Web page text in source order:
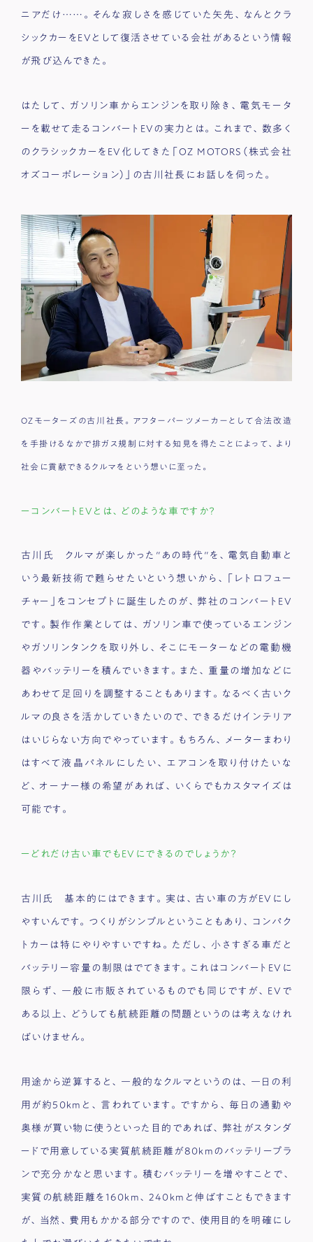
ニアだけ……。そんな寂しさを感じていた矢先、なんとクラ
シックカーをEVとして復活させている会社があるという情報
が飛び込んできた。
はたして、ガソリン車からエンジンを取り除き、電気モータ
ーを載せて走るコンバートEVの実力とは。これまで、数多く
のクラシックカーをEV化してきた「OZ MOTORS（株式会社
オズコーポレーション）」の古川社長にお話しを伺った。
OZモーターズの古川社長。アフターパーツメーカーとして合法改造
を手掛けるなかで排ガス規制に対する知見を得たことによって、より
社会に貢献できるクルマをという想いに至った。
ーコンバートEVとは、どのような車ですか？
古川氏 クルマが楽しかった″あの時代″を、電気自動車と
いう最新技術で甦らせたいという想いから、「レトロフュー
チャー」をコンセプトに誕生したのが、弊社のコンバートEV
です。製作作業としては、ガソリン車で使っているエンジン
やガソリンタンクを取り外し、そこにモーターなどの電動機
器やバッテリーを積んでいきます。また、重量の増加などに
あわせて足回りを調整することもあります。なるべく古いク
ルマの良さを活かしていきたいので、できるだけインテリア
はいじらない方向でやっています。もちろん、メーターまわり
はすべて液晶パネルにしたい、エアコンを取り付けたいな
ど、オーナー様の希望があれば、いくらでもカスタマイズは
可能です。
ーどれだけ古い車でもEVにできるのでしょうか？
古川氏 基本的にはできます。実は、古い車の方がEVにし
やすいんです。つくりがシンプルということもあり、コンパク
トカーは特にやりやすいですね。ただし、小さすぎる車だと
バッテリー容量の制限はでてきます。これはコンバートEVに
限らず、一般に市販されているものでも同じですが、EVで
ある以上、どうしても航続距離の問題というのは考えなけれ
ばいけません。
用途から逆算すると、一般的なクルマというのは、一日の利
用が約50kmと、言われています。ですから、毎日の通勤や
奥様が買い物に使うといった目的であれば、弊社がスタンダ
ードで用意している実質航続距離が80kmのバッテリープラ
ンで充分かなと思います。積むバッテリーを増やすことで、
実質の航続距離を160km、240kmと伸ばすこともできます
が、当然、費用もかかる部分ですので、使用目的を明確にし